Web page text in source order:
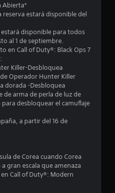
Abierta*
reserva estará disponible del
estará disponible para todos
al 1 de septiembre.
en Call of Duty®: Black Ops 7
Killer-Desbloquea
Operador Hunter Killer
dorada -Desbloquea
de arma de perla de luz de
desbloquear el camuflaje
a partir del 16 de
de Corea cuando Corea
gran escala que amenaza
Call of Duty®: Modern